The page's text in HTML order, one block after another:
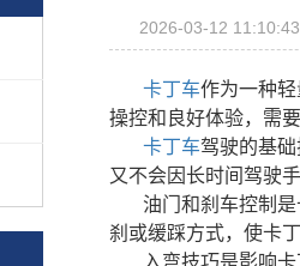
2026-03-12 11:10:43
卡丁车作为一种
操控和良好体验，需
卡丁车驾驶的基
又不会因长时间驾驶
油门和刹车控制
刹或缓踩方式，使卡